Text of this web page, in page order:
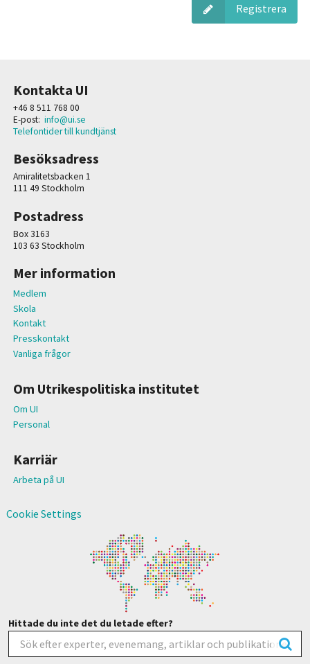
Registrera
Kontakta UI
+46 8 511 768 00
E-post: info@ui.se
Telefontider till kundtjänst
Besöksadress
Amiralitetsbacken 1
111 49 Stockholm
Postadress
Box 3163
103 63 Stockholm
Mer information
Medlem
Skola
Kontakt
Presskontakt
Vanliga frågor
Om Utrikespolitiska institutet
Om UI
Personal
Karriär
Arbeta på UI
Cookie Settings
Hittade du inte det du letade efter?